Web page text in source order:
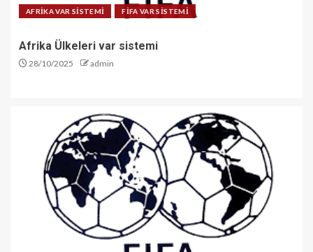
AFRİKA VAR SİSTEMİ FİFA VAR SİSTEMİ
Afrika Ülkeleri var sistemi
28/10/2025 admin